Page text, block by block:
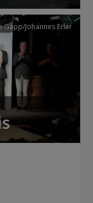
Gapp/Johannes Erler